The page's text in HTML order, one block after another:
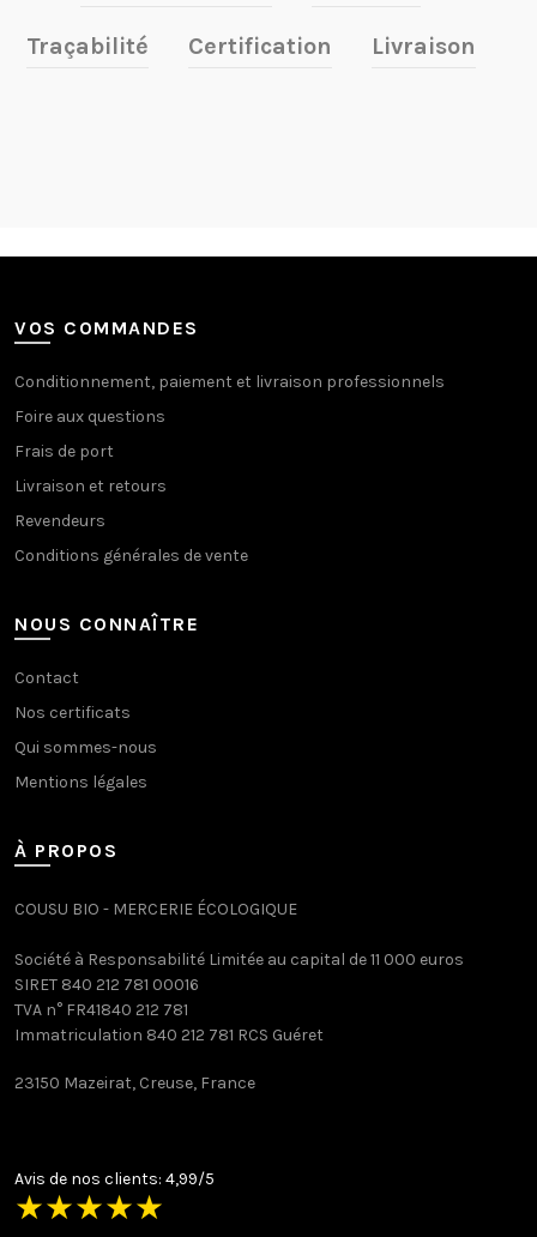
Traçabilité Certification Livraison
VOS COMMANDES
Conditionnement, paiement et livraison professionnels
Foire aux questions
Frais de port
Livraison et retours
Revendeurs
Conditions générales de vente
NOUS CONNAÎTRE
Contact
Nos certificats
Qui sommes-nous
Mentions légales
À PROPOS
COUSU BIO - MERCERIE ÉCOLOGIQUE
Société à Responsabilité Limitée au capital de 11 000 euros
SIRET 840 212 781 00016
TVA n° FR41840 212 781
Immatriculation 840 212 781 RCS Guéret
23150 Mazeirat, Creuse, France
Avis de nos clients: 4,99/5
★★★★★